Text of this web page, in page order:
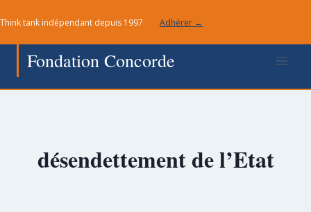
au
contenu
Think tank indépendant depuis 1997 Adhérer →
Fondation Concorde
désendettement de l’Etat